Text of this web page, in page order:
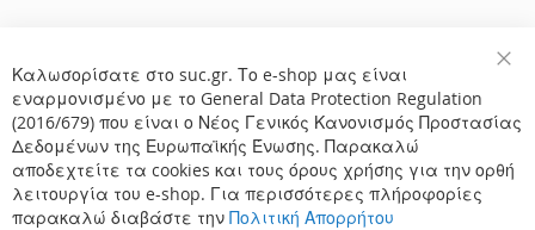
Καλωσορίσατε στο suc.gr. Το e-shop μας είναι
εναρμονισμένο με το General Data Protection Regulation
(2016/679) που είναι ο Νέος Γενικός Κανονισμός Προστασίας
Δεδομένων της Ευρωπαϊκής Ένωσης. Παρακαλώ
αποδεχτείτε τα cookies και τους όρους χρήσης για την ορθή
λειτουργία του e-shop. Για περισσότερες πλήροφορίες
παρακαλώ διαβάστε την Πολιτική Απορρήτου